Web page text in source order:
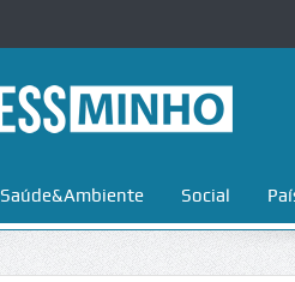
Saúde&Ambiente Social